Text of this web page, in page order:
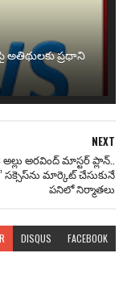
అతిథులకు ప్రధాని
NEXT
అల్లు అరవింద్ మాస్టర్ ప్లాన్..
సక్సెస్‌ను మార్కెట్ చేసుకునే
పనిలో నిర్మాతలు
DISQUS FACEBOOK